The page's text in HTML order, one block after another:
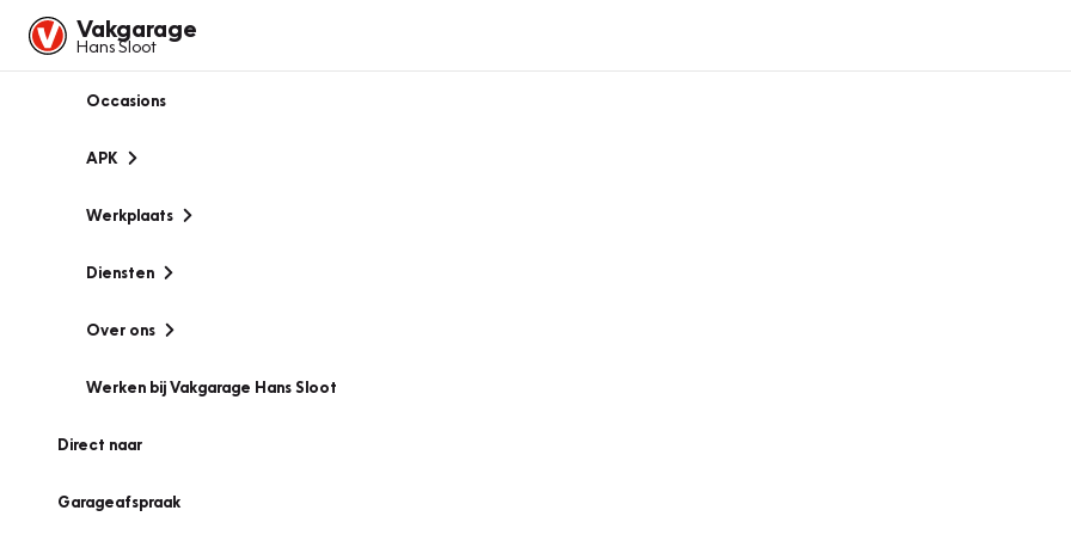
Vakgarage
Hans Sloot
Occasions
APK
Werkplaats
Diensten
Over ons
Werken bij Vakgarage Hans Sloot
Direct naar
Garageafspraak